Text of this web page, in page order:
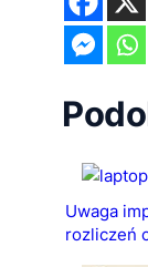
Uwaga
rozliczeń